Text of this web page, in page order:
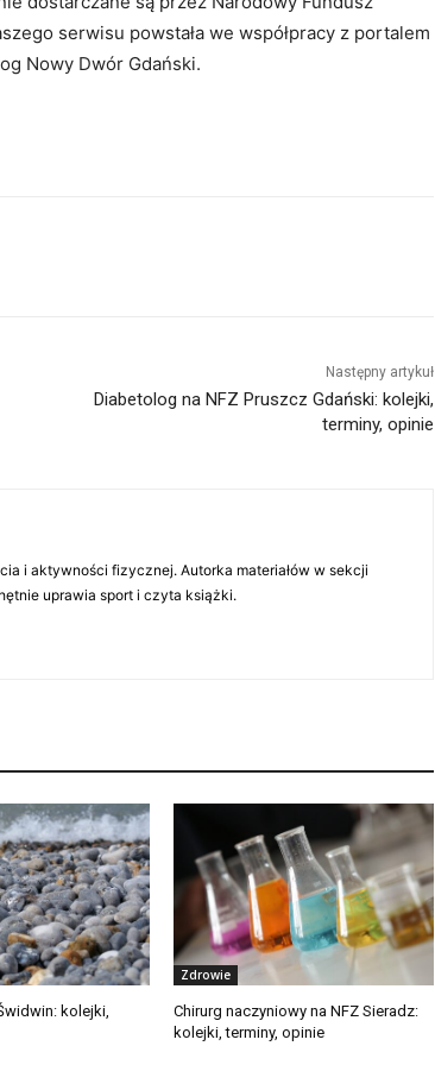
serwisu powstała we współpracy z portalem
Nowy Dwór Gdański.
Następny artykuł
Diabetolog na NFZ Pruszcz Gdański: kolejki,
terminy, opinie
i aktywności fizycznej. Autorka materiałów w sekcji
uprawia sport i czyta książki.
kolejki,
Zdrowie
Chirurg naczyniowy na NFZ Sieradz:
kolejki, terminy, opinie